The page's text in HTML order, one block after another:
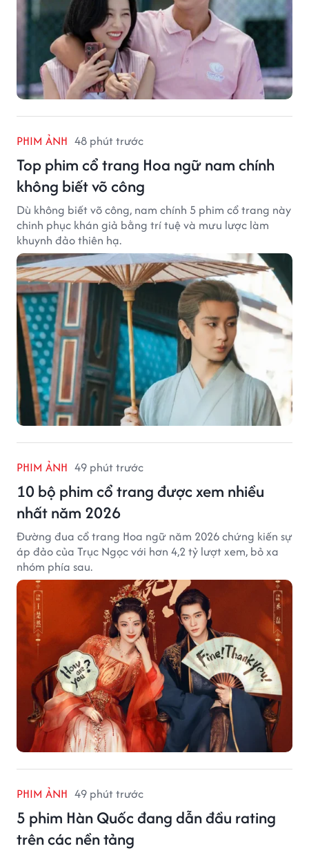
PHIM ẢNH 48 phút trước
Top phim cổ trang Hoa ngữ nam chính
không biết võ công
Dù không biết võ công, nam chính 5 phim cổ trang này
chinh phục khán giả bằng trí tuệ và mưu lược làm
khuynh đảo thiên hạ.
PHIM ẢNH 49 phút trước
10 bộ phim cổ trang được xem nhiều
nhất năm 2026
Đường đua cổ trang Hoa ngữ năm 2026 chứng kiến sự
áp đảo của Trục Ngọc với hơn 4,2 tỷ lượt xem, bỏ xa
nhóm phía sau.
PHIM ẢNH 49 phút trước
5 phim Hàn Quốc đang dẫn đầu rating
trên các nền tảng